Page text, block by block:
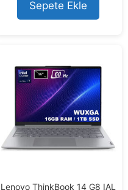
o
f
5
Sepete Ekle
Lenovo ThinkBook 14 G8 IAL